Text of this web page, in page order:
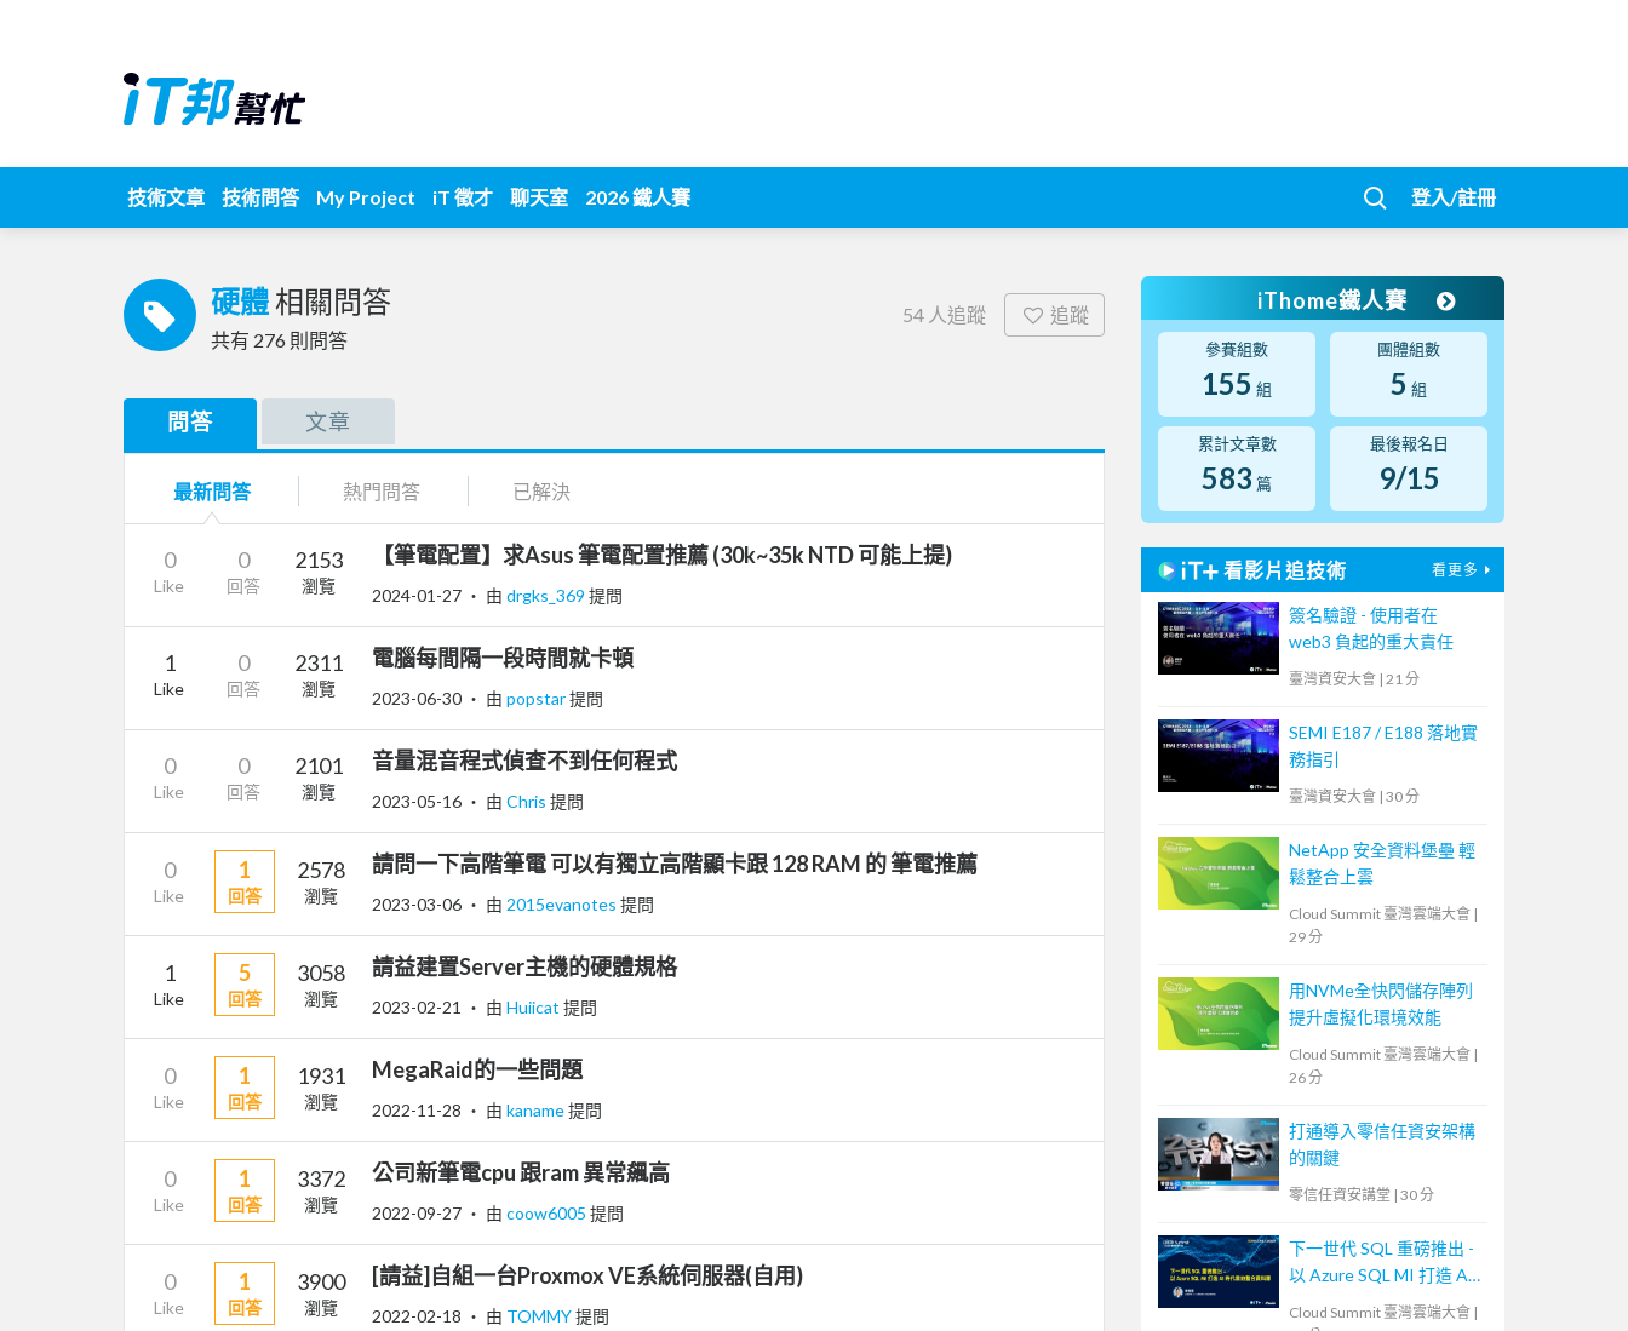
技術文章 技術問答 My Project iT 徵才 聊天室 2026 鐵人賽 登入/註冊
硬體 相關問答
共有 276 則問答
54 人追蹤 追蹤
問答 文章
最新問答 熱門問答 已解決
0
Like
0
回答
2153
瀏覽
【筆電配置】求Asus 筆電配置推薦 (30k~35k NTD 可能上提)
2024-01-27 ‧ 由 drgks_369 提問
1
Like
0
回答
2311
瀏覽
電腦每間隔一段時間就卡頓
2023-06-30 ‧ 由 popstar提問
0
Like
0
回答
2101
瀏覽
音量混音程式偵查不到任何程式
2023-05-16 ‧ 由 Chris 提問
0
Like
1
回答
2578
瀏覽
請問一下高階筆電 可以有獨立高階顯卡跟 128 RAM 的 筆電推薦
2023-03-06 ‧ 由 2015evanotes 提問
1
Like
5
回答
3058
瀏覽
請益建置Server主機的硬體規格
2023-02-21 ‧ 由 Huiicat 提問
0
Like
1
回答
1931
瀏覽
MegaRaid的一些問題
2022-11-28 ‧ 由 kaname提問
0
Like
1
回答
3372
瀏覽
公司新筆電cpu 跟ram 異常飆高
2022-09-27 ‧ 由 coow6005 提問
0
Like
1
回答
3900
瀏覽
[請益]自組一台Proxmox VE系統伺服器(自用)
2022-02-18 ‧ 由 TOMMY提問
iThome鐵人賽
參賽組數
155 組
團體組數
5 組
累計文章數
583 篇
最後報名日
9/15
看影片追技術 看更多
簽名驗證 - 使用者在
web3 負起的重大責任
臺灣資安大會 | 21 分
SEMI E187 / E188 落地實
務指引
臺灣資安大會 | 30 分
NetApp 安全資料堡壘 輕
鬆整合上雲
Cloud Summit 臺灣雲端大會 |
29 分
用NVMe全快閃儲存陣列
提升虛擬化環境效能
Cloud Summit 臺灣雲端大會 |
26 分
打通導入零信任資安架構
的關鍵
零信任資安講堂 | 30 分
下一世代 SQL 重磅推出 -
以 Azure SQL MI 打造 AI
時代雲地整合資料庫
Cloud Summit 臺灣雲端大會 |